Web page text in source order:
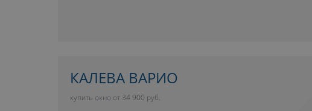
КАЛЕВА ВАРИО
купить окно от 34 900 руб.